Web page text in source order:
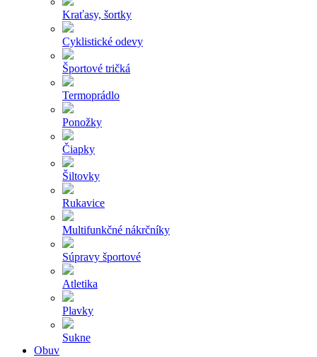
Kraťasy, šortky
Cyklistické odevy
Športové tričká
Termoprádlo
Ponožky
Čiapky
Šiltovky
Rukavice
Multifunkčné nákrčníky
Súpravy športové
Atletika
Plavky
Sukne
Obuv